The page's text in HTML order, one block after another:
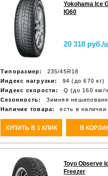
Yokohama Ice
IG60
20 318 руб./
Типоразмер:
235/45R18
Индекс нагрузки:
94 (до 670 кг)
Индекс скорости:
Q (до 160 км/
Сезонность:
Зимняя
Наличие товара:
есть в наличии
КУПИТЬ В 1 КЛИК В
Toyo Observe
Freezer